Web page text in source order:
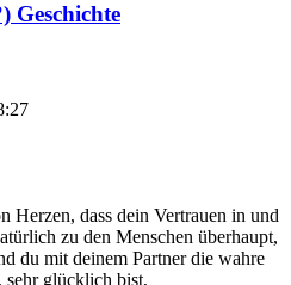
Geschichte
dass dein Vertrauen in und
zu den Menschen überhaupt,
du mit deinem Partner die wahre
sehr glücklich bist,